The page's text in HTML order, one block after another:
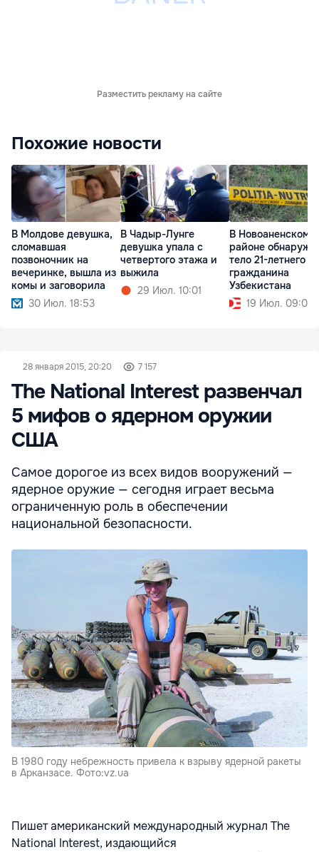
Разместить рекламу на сайте
Похожие новости
В Молдове девушка,
сломавшая
позвоночник на
вечеринке, вышла из
комы и заговорила
30 Июл. 18:53
В Чадыр-Лунге
девушка упала с
четвертого этажа и
выжила
29 Июл. 10:01
В Новоаненском
районе
тело 21-летнего
гражданина
Узбекистана
19 Июл. 09:00
28 января 2015, 20:20 7 157
The National Interest развенчал
5 мифов о ядерном оружии
США
Самое дорогое из всех видов вооружений —
ядерное оружие — сегодня играет весьма
ограниченную роль в обеспечении
национальной безопасности.
В 1980 году небрежность привела к взрыву ядерной ракеты
в Арканзасе. Фото:vz.ua
Пишет американский международный журнал The
National Interest, издающийся